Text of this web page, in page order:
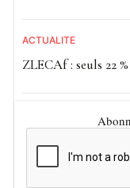
ACTUALITE
ZLECAf : seuls 22